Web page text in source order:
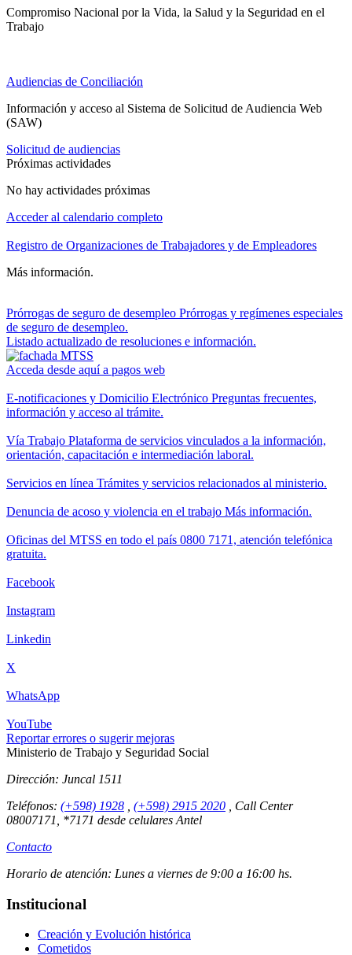
Compromiso Nacional por la Vida, la Salud y la Seguridad en el
Trabajo
Audiencias de Conciliación
Información y acceso al Sistema de Solicitud de Audiencia Web
(SAW)
Solicitud de audiencias
Próximas actividades
No hay actividades próximas
Acceder al calendario completo
Registro de Organizaciones de Trabajadores y de Empleadores
Más información.
Prórrogas de seguro de desempleo Prórrogas y regímenes especiales
de seguro de desempleo.
Listado actualizado de resoluciones e información.
Acceda desde aquí a pagos web
E-notificaciones y Domicilio Electrónico Preguntas frecuentes,
información y acceso al trámite.
Vía Trabajo Plataforma de servicios vinculados a la información,
orientación, capacitación e intermediación laboral.
Servicios en línea Trámites y servicios relacionados al ministerio.
Denuncia de acoso y violencia en el trabajo Más información.
Oficinas del MTSS en todo el país 0800 7171, atención telefónica
gratuita.
Facebook
Instagram
Linkedin
X
WhatsApp
YouTube
Reportar errores o sugerir mejoras
Ministerio de Trabajo y Seguridad Social
Dirección: Juncal 1511
Teléfonos: (+598) 1928 (+598) 2915 2020
Call Center
08007171, *7171 desde celulares Antel
Contacto
Horario de atención: Lunes a viernes de 9:00 a 16:00 hs.
Institucional
Creación y Evolución histórica
Cometidos